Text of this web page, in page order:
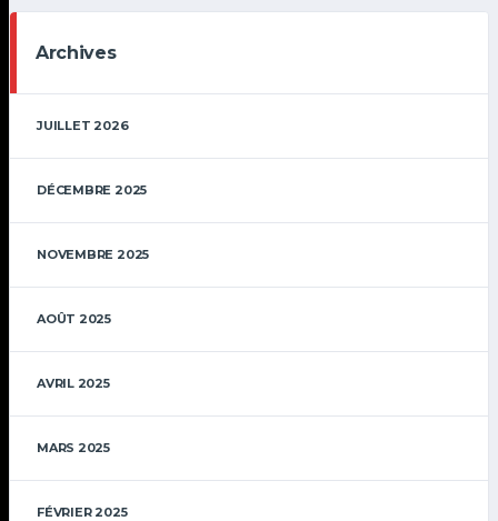
Archives
JUILLET 2026
DÉCEMBRE 2025
NOVEMBRE 2025
AOÛT 2025
AVRIL 2025
MARS 2025
FÉVRIER 2025